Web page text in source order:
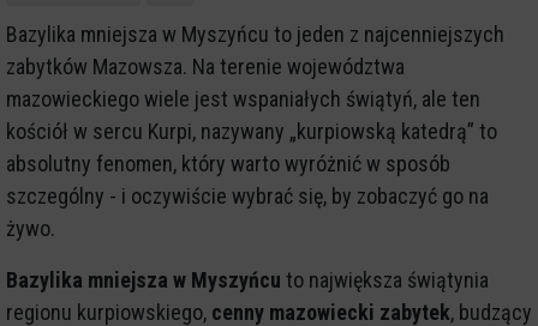
Bazylika mniejsza w Myszyńcu to jeden z najcenniejszych
zabytków Mazowsza. Na terenie województwa
mazowieckiego wiele jest wspaniałych świątyń, ale ten
kościół w sercu Kurpi, nazywany „kurpiowską katedrą” to
absolutny fenomen, który warto wyróżnić w sposób
szczególny - i oczywiście wybrać się, by zobaczyć go na
żywo.
Bazylika mniejsza w Myszyńcu to największa świątynia
regionu kurpiowskiego, cenny mazowiecki zabytek, budzący